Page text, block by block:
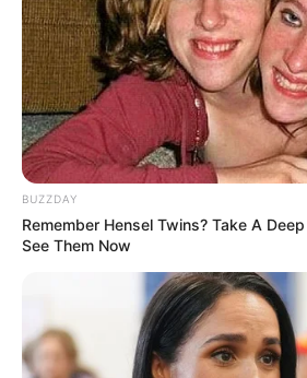
BUZZDAY
Remember Hensel Twins? Take A
See Them Now